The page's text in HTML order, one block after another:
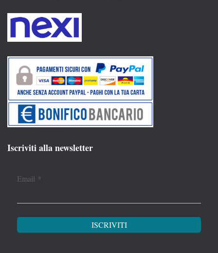
Iscriviti alla newsletter
Email *